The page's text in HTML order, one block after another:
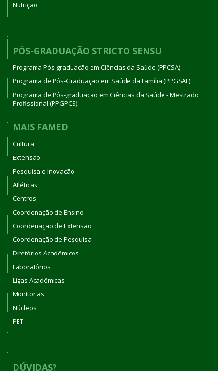
Nutrição
PÓS-GRADUAÇÃO STRICTO SENSU
Programa Pós-graduação em Ciências da Saúde (PPCSA)
Programa de Pós-Graduação em Saúde da Família (PPGSAF)
Programa de Pós-graduação em Ciências da Saúde - Mestrado
Profissional (PPGPCS)
MAIS FAMED
Cultura
Extensão
Pesquisa e Inovação
Atléticas
Centros
Coordenação de Ensino
Coordenação de Extensão
Coordenação de Pesquisa
Diretórios Acadêmicos
Laboratórios
Ligas Acadêmicas
Monitorias
Núcleos
PET
DÚVIDAS?